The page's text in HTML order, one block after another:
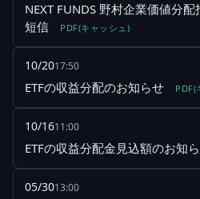
NEXT FUNDS 野村企業価値分
短信
PDF(キャッシュ)
10/2017:50
ETFの収益分配のお知らせ PDF(
10/1611:00
ETFの収益分配金見込額のお知
05/3013:00